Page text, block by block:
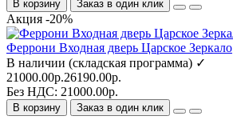
В корзину Заказ в один клик
Акция -20%
Феррони Входная дверь Царское Зеркало
В наличии (складская программа) ✓
21000.00р.26190.00р.
Без НДС: 21000.00р.
В корзину Заказ в один клик